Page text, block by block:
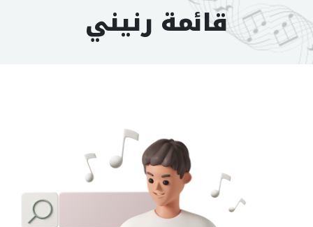
قائمة رنيني